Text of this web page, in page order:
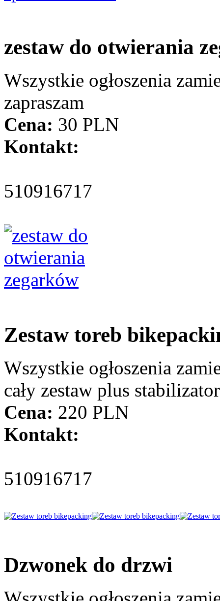
zestaw do otwierania
Wszystkie ogłoszenia
zapraszam
Cena: 30 PLN
Kontakt:
510916717
Zestaw toreb
Wszystkie ogłoszenia
cały zestaw plus stabilizator
Cena: 220 PLN
Kontakt:
510916717
Dzwonek do drzwi